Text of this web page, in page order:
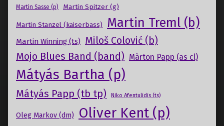
Martin Sasse (p) Martin Spitzer (g)
Martin Stanzel (kaiserbass) Martin Treml (b)
Martin Winning (ts) Miloš Colović (b)
Mojo Blues Band (band) Màrton Papp (as cl)
Mátyás Bartha (p)
Mátyás Papp (tb tp) Niko Afentulidis (ts)
Oleg Markov (dm) Oliver Kent (p)